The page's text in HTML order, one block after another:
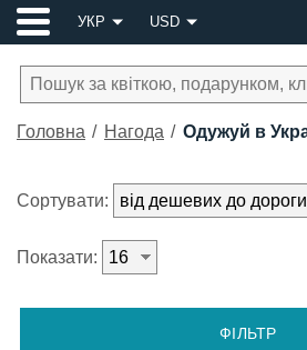
УКР USD
Головна Нагода Одужуй в
Сортувати:
Показати:
ФІЛЬТР